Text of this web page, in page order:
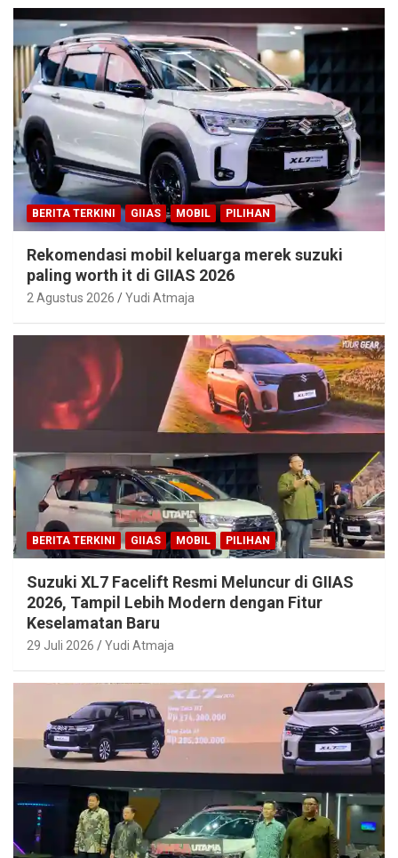
BERITA TERKINI GIIAS MOBIL PILIHAN
Rekomendasi mobil keluarga merek suzuki
paling worth it di GIIAS 2026
2 Agustus 2026 Yudi Atmaja
BERITA TERKINI GIIAS MOBIL PILIHAN
Suzuki XL7 Facelift Resmi Meluncur di GIIAS
2026, Tampil Lebih Modern dengan Fitur
Keselamatan Baru
29 Juli 2026 Yudi Atmaja